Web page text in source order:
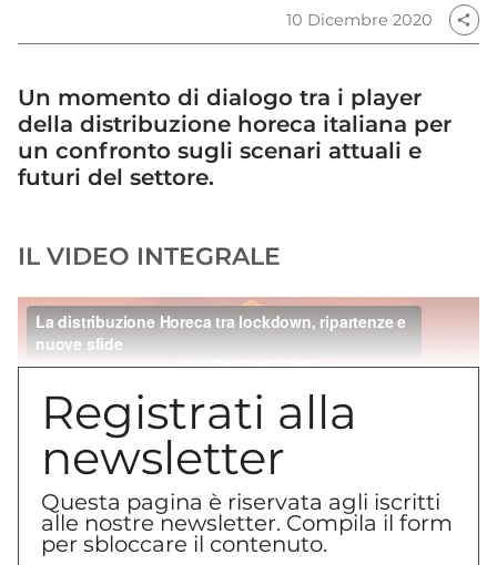
10 Dicembre 2020 share
Un momento di dialogo tra i player
della distribuzione horeca italiana per
un confronto sugli scenari attuali e
futuri del settore.
IL VIDEO INTEGRALE
Registrati alla
newsletter
Questa pagina è riservata agli iscritti
alle nostre newsletter. Compila il form
per sbloccare il contenuto.